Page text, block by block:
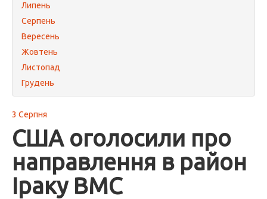
Липень
Серпень
Вересень
Жовтень
Листопад
Грудень
3 Серпня
США оголосили про
направлення в район
Іраку ВМС